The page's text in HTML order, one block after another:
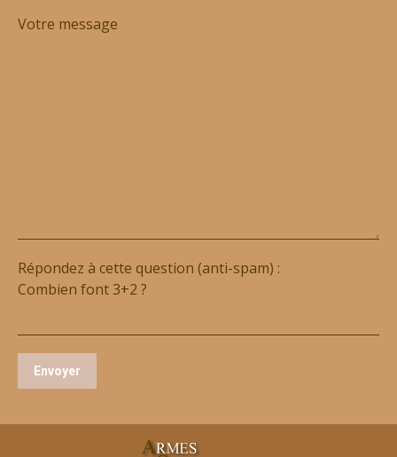
Votre message
Répondez à cette question (anti-spam) :
Combien font 3+2 ?